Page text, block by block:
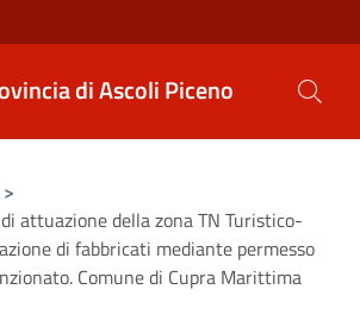
di Ascoli Piceno
>
attuazione della zona TN Turistico-
di fabbricati mediante permesso
Comune di Cupra Marittima